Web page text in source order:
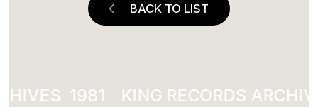
BACK TO LIST
1981 KING RECORDS